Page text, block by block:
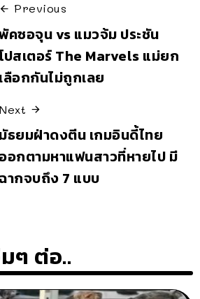
Previous
คซอจุน vs แมวจ้ม ประชัน
ปสเตอร์ The Marvels แม่ยก
เลือกกันไม่ถูกเลย
Next
มัธยมฝ่าดงตีน เกมอินดี้ไทย
ออกตามหาแฟนสาวที่หายไป มี
ฉากจบถึง 7 แบบ
ๆ ต่อ..